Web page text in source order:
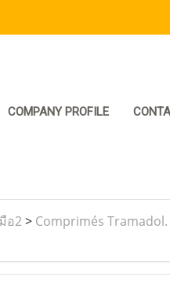
COMPANY PROFILE
อ2> Comprimés